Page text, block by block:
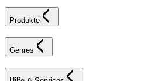
Produkte
Genres